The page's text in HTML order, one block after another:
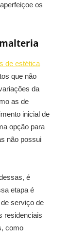
os
de estética
que não
da
as de
inicial de
opção para
não possui
é
etapa é
serviço de
residenciais
como